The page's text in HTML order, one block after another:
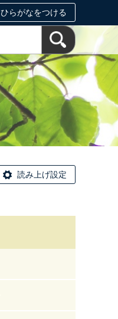
ひらがなをつける
読み上げ設定